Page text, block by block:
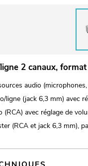
2 canaux,
audio
ligne (jack 6,3 mm) avec
(RCA) avec réglage de
(RCA et jack 6,3 mm),